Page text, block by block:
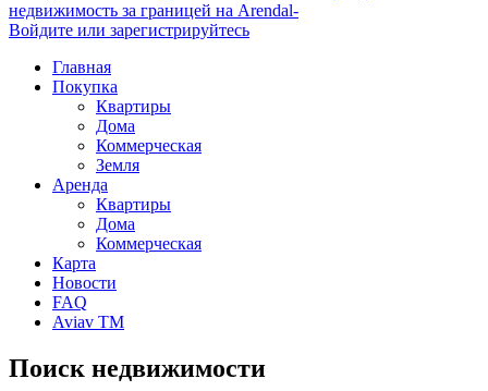
Войдите или зарегистрируйтесь
Главная
Покупка
Квартиры
Дома
Коммерческая
Земля
Аренда
Квартиры
Дома
Коммерческая
Карта
Новости
FAQ
Aviav TM
Поиск недвижимости